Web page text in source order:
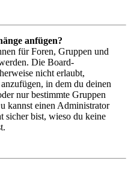
anfügen?
für Foren, Gruppen und
Die Board-
nicht erlaubt,
in dem du deinen
nur bestimmte Gruppen
kannst einen Administrator
sicher bist, wieso du keine